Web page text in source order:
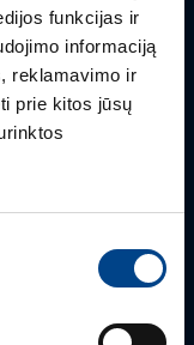
funkcijas ir
informaciją
reklamavimo ir
prie kitos jūsų